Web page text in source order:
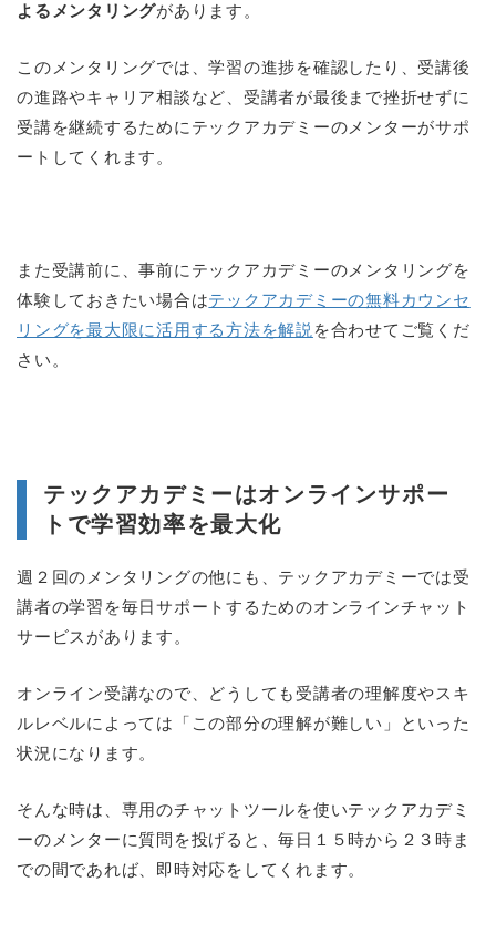
よるメンタリングがあります。
このメンタリングでは、学習の進捗を確認したり、受講後
の進路やキャリア相談など、受講者が最後まで挫折せずに
受講を継続するためにテックアカデミーのメンターがサポ
ートしてくれます。
また受講前に、事前にテックアカデミーのメンタリングを
体験しておきたい場合はテックアカデミーの無料カウンセ
リングを最大限に活用する方法を解説 を合わせてご覧くだ
さい。
テックアカデミーはオンラインサポー
トで学習効率を最大化
週２回のメンタリングの他にも、テックアカデミーでは受
講者の学習を毎日サポートするためのオンラインチャット
サービスがあります。
オンライン受講なので、どうしても受講者の理解度やスキ
ルレベルによっては「この部分の理解が難しい」といった
状況になります。
そんな時は、専用のチャットツールを使いテックアカデミ
ーのメンターに質問を投げると、毎日１５時から２３時ま
での間であれば、即時対応をしてくれます。